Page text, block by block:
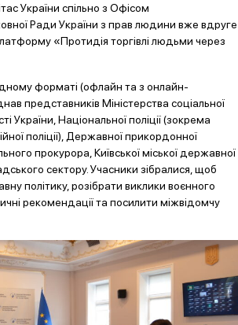
України спільно з Офісом
Ради України з прав людини вже вдруге
«Протидія торгівлі людьми через
форматі (офлайн та з онлайн-
представників Міністерства соціальної
України, Національної поліції (зокрема
поліції), Державної прикордонної
прокурора, Київської міської державної
сектору. Учасники зібралися, щоб
політику, розібрати виклики воєнного
рекомендації та посилити міжвідомчу